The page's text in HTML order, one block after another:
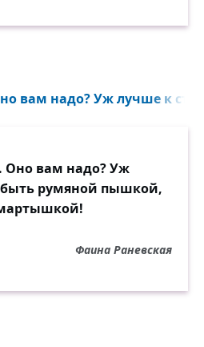
вам надо? Уж лучше к
Оно вам надо? Уж
быть румяной пышкой,
Фаина Раневская